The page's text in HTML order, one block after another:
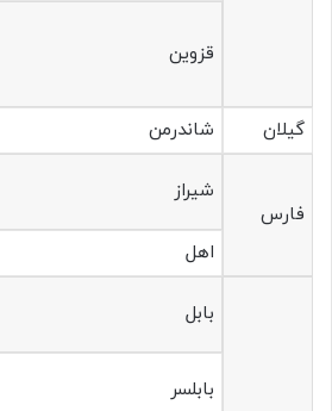
قزوین
گیلان شاندرمن
فارس
شیراز
اهل
بابل
بابلسر